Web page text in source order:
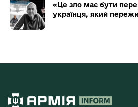
«Це зло має бути
українця, який